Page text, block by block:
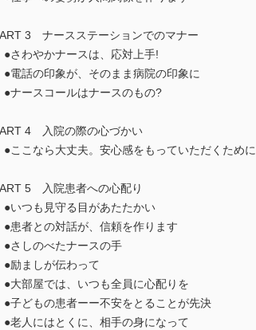
3 ナースステーションでのマナー
●さわやかナースは、応対上手!
●電話の印象が、そのまま病院の印象に
●ナースコールはナースのもの?
4 入院の際の心づかい
●ここなら大丈夫。安心感をもっていただくために
5 入院患者への心配り
●いつも見守る目があたたかい
●患者との対話が、信頼を作ります
●さしのべたナースの手
●励ましが伝わって
●大部屋では、いつも全員に心配りを
●子どもの患者ーー不安をとることが先決
●老人にはとくに、相手の身になって